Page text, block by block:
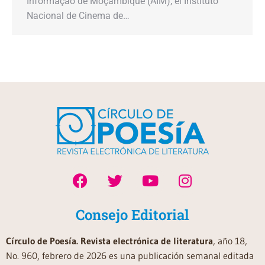
Nacional de Cinema de…
Consejo Editorial
Círculo de Poesía. Revista electrónica de literatura, año 18,
No. 960, febrero de 2026 es una publicación semanal editada